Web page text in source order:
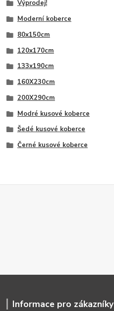
Výprodej!
Moderní koberce
80x150cm
120x170cm
133x190cm
160X230cm
200X290cm
Modré kusové koberce
Šedé kusové koberce
Černé kusové koberce
Informace pro zákazníky